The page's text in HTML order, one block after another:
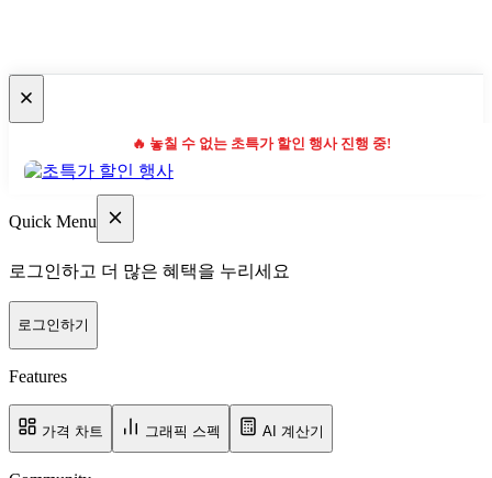
🔥 놓칠 수 없는 초특가 할인 행사 진행 중!
Quick Menu
로그인하고 더 많은 혜택을 누리세요
로그인하기
Features
가격 차트 그래픽 스펙 AI 계산기